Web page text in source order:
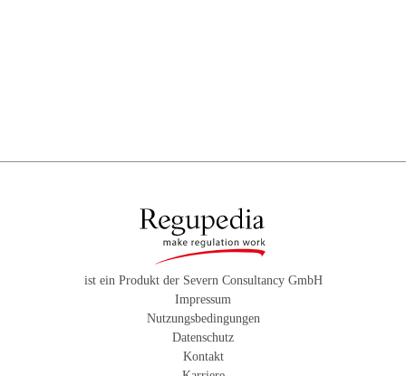
ist ein Produkt der Severn Consultancy GmbH
Impressum
Nutzungsbedingungen
Datenschutz
Kontakt